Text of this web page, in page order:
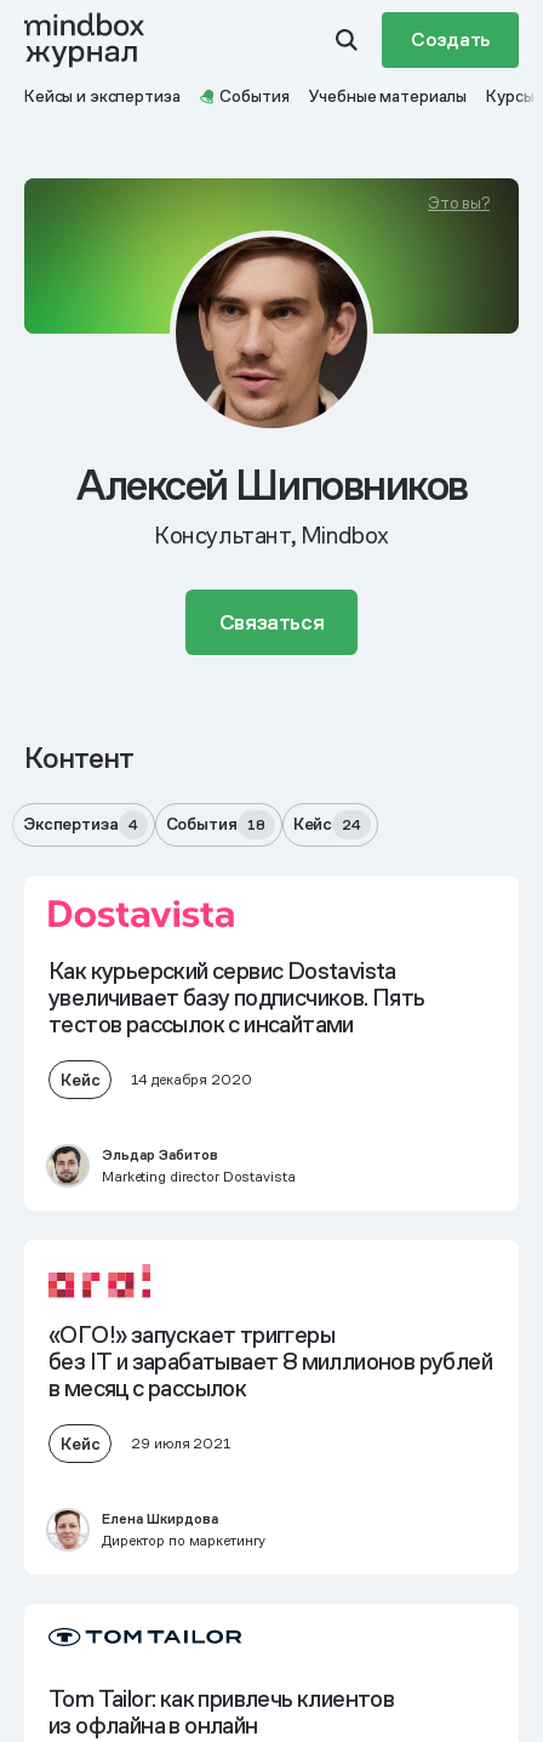
Создать
Кейсы и экспертиза События Учебные материалы Курсы
Это вы?
Алексей Шиповников
Консультант, Mindbox
Связаться
Контент
Экспертиза 4 События 18 Кейс 24
Как курьерский сервис Dostavista
увеличивает базу подписчиков. Пять
тестов рассылок с инсайтами
Кейс 14 декабря 2020
Эльдар Забитов
Marketing director Dostavista
«ОГО!» запускает триггеры
без IT и зарабатывает 8 миллионов рублей
в месяц с рассылок
Кейс 29 июля 2021
Елена Шкирдова
Директор по маркетингу
Tom Tailor: как привлечь клиентов
из офлайна в онлайн